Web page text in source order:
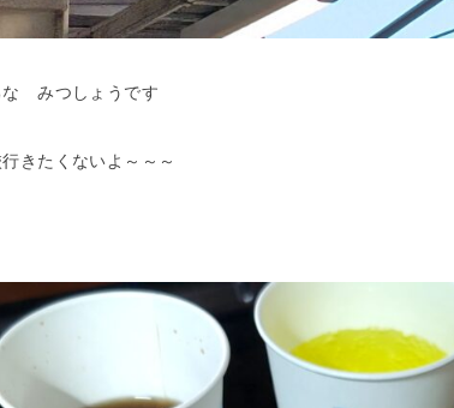
な みつしょうです
きたくないよ～～～